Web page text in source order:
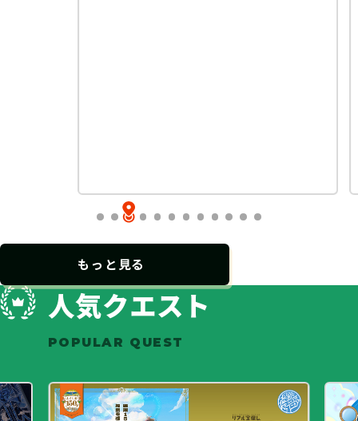
もっと見る
人気クエスト
POPULAR QUEST